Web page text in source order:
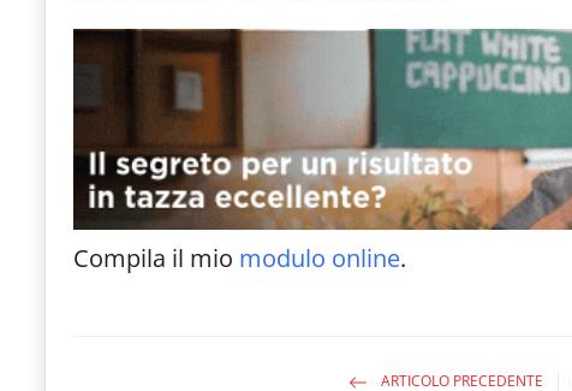
Compila il mio modulo online.
ARTICOLO PRECEDENTE